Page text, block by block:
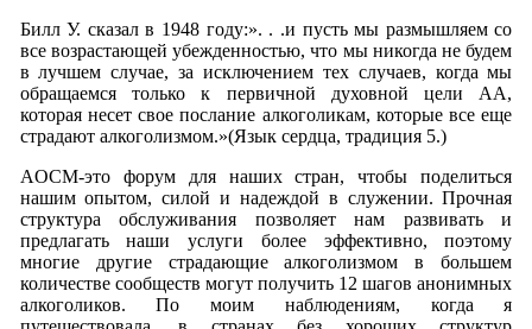
Билл У. сказал в 1948 году:». . .и пусть мы размышляем со
все возрастающей убежденностью, что мы никогда не будем
в лучшем случае, за исключением тех случаев, когда мы
обращаемся только к первичной духовной цели АА,
которая несет свое послание алкоголикам, которые все еще
страдают алкоголизмом.»(Язык сердца, традиция 5.)
AOСM-это форум для наших стран, чтобы поделиться
нашим опытом, силой и надеждой в служении. Прочная
структура обслуживания позволяет нам развивать и
предлагать наши услуги более эффективно, поэтому
многие другие страдающие алкоголизмом в большем
количестве сообществ могут получить 12 шагов анонимных
алкоголиков. По моим наблюдениям, когда я